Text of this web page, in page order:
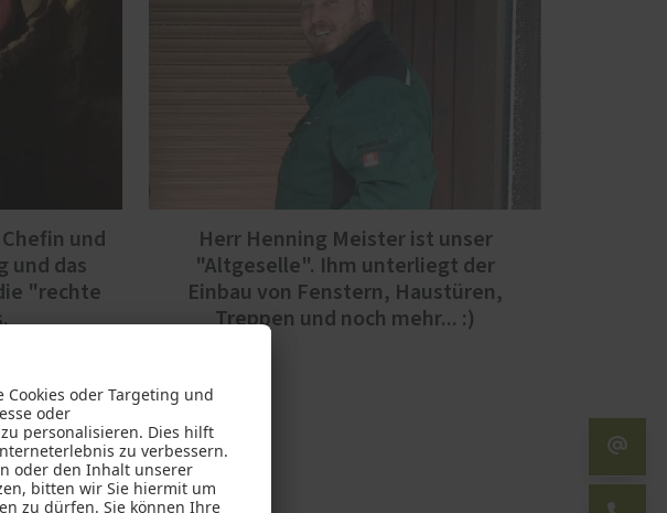
und
und das
"rechte
Herr Henning Meister ist unser
"Altgeselle". Ihm unterliegt der
Einbau von Fenstern, Haustüren,
Treppen und noch mehr... :)